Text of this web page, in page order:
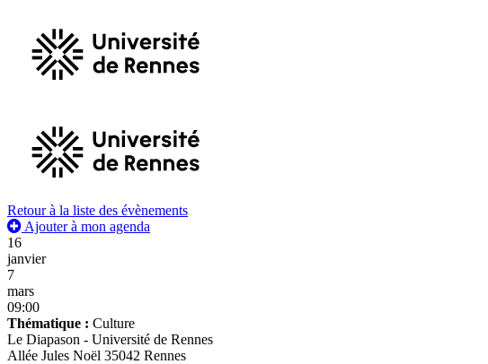
Retour à la liste des évènements
Ajouter à mon agenda
16
janvier
7
mars
09:00
Thématique : Culture
Le Diapason - Université de Rennes
Allée Jules Noël 35042 Rennes